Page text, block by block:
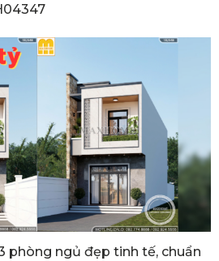
phòng ngủ đẹp tinh tế, chuẩn